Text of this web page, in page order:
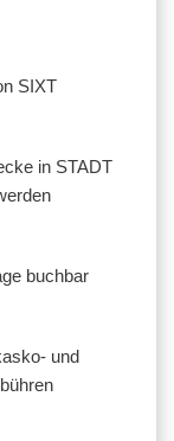
SIXT
in STADT
buchbar
und